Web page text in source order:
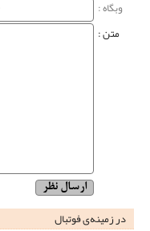
وبگاه‌ :
متن :
در زمینه‌ی فوتبال